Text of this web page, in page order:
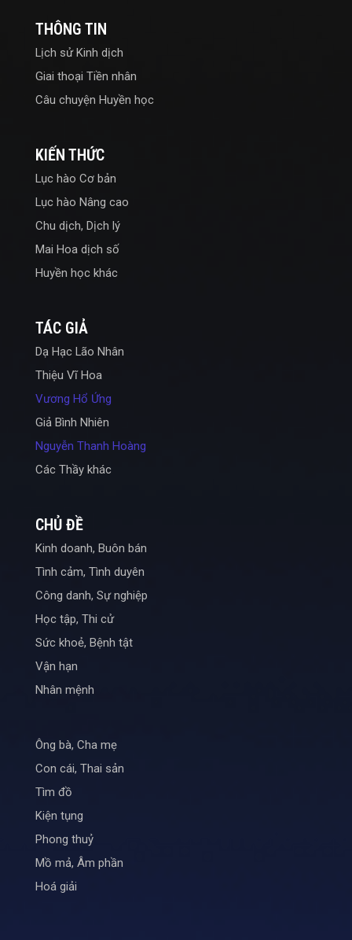
THÔNG TIN
Lịch sử Kinh dịch
Giai thoại Tiền nhân
Câu chuyện Huyền học
KIẾN THỨC
Lục hào Cơ bản
Lục hào Nâng cao
Chu dịch, Dịch lý
Mai Hoa dịch số
Huyền học khác
TÁC GIẢ
Dạ Hạc Lão Nhân
Thiệu Vĩ Hoa
Vương Hổ Ứng
Giả Bình Nhiên
Nguyễn Thanh Hoàng
Các Thầy khác
CHỦ ĐỀ
Kinh doanh, Buôn bán
Tình cảm, Tình duyên
Công danh, Sự nghiệp
Học tập, Thi cử
Sức khoẻ, Bệnh tật
Vận hạn
Nhân mệnh
Ông bà, Cha mẹ
Con cái, Thai sản
Tìm đồ
Kiện tụng
Phong thuỷ
Mồ mả, Âm phần
Hoá giải